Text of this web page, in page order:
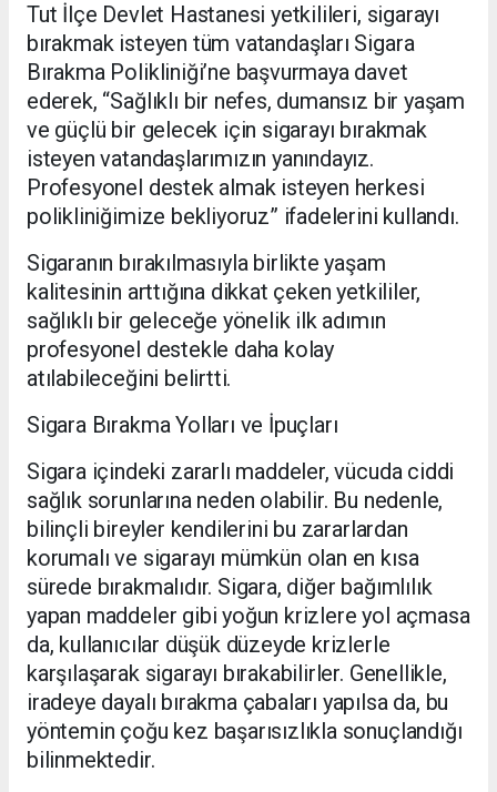
Tut İlçe Devlet Hastanesi yetkilileri, sigarayı
bırakmak isteyen tüm vatandaşları Sigara
Bırakma Polikliniği’ne başvurmaya davet
ederek, “Sağlıklı bir nefes, dumansız bir yaşam
ve güçlü bir gelecek için sigarayı bırakmak
isteyen vatandaşlarımızın yanındayız.
Profesyonel destek almak isteyen herkesi
polikliniğimize bekliyoruz” ifadelerini kullandı.
Sigaranın bırakılmasıyla birlikte yaşam
kalitesinin arttığına dikkat çeken yetkililer,
sağlıklı bir geleceğe yönelik ilk adımın
profesyonel destekle daha kolay
atılabileceğini belirtti.
Sigara Bırakma Yolları ve İpuçları
Sigara içindeki zararlı maddeler, vücuda ciddi
sağlık sorunlarına neden olabilir. Bu nedenle,
bilinçli bireyler kendilerini bu zararlardan
korumalı ve sigarayı mümkün olan en kısa
sürede bırakmalıdır. Sigara, diğer bağımlılık
yapan maddeler gibi yoğun krizlere yol açmasa
da, kullanıcılar düşük düzeyde krizlerle
karşılaşarak sigarayı bırakabilirler. Genellikle,
iradeye dayalı bırakma çabaları yapılsa da, bu
yöntemin çoğu kez başarısızlıkla sonuçlandığı
bilinmektedir.